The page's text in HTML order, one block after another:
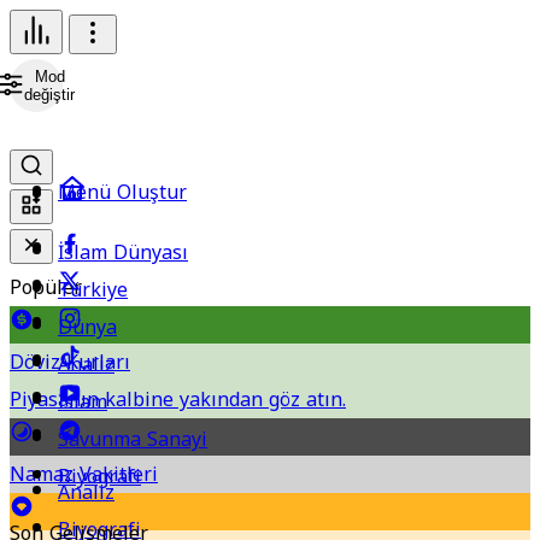
Mod
değiştir
Popüler
Döviz Kurları
Piyasanın kalbine yakından göz atın.
Namaz Vakitleri
Menü Oluştur
Analiz
Biyografi
İslam Dünyası
Türkiye
Dünya
Analiz
İslam
Savunma Sanayi
Biyografi